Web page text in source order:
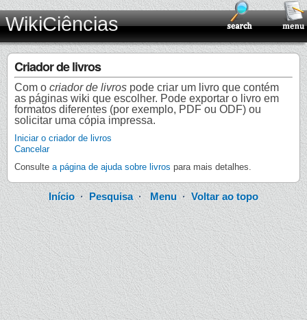
WikiCiências
Criador de livros
Com o criador de livros pode criar um livro que contém
as páginas wiki que escolher. Pode exportar o livro em
formatos diferentes (por exemplo, PDF ou ODF) ou
solicitar uma cópia impressa.
Iniciar o criador de livros
Cancelar
Consulte a página de ajuda sobre livros para mais detalhes.
Início· Pesquisa·Menu · Voltar ao topo